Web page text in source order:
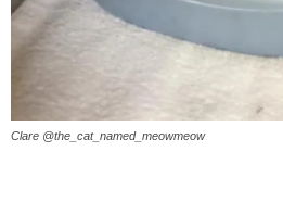
Clare @the_cat_named_meowmeow